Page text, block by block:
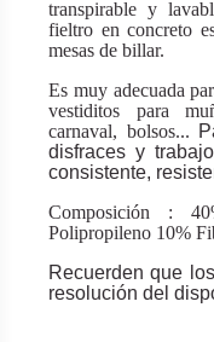
transpirable y
fieltro en concreto
mesas de billar.
Es muy adecuada
vestiditos para
carnaval, bolsos...
disfraces y
consistente,
Composición :
Polipropileno 10%
Recuerden que
resolución del